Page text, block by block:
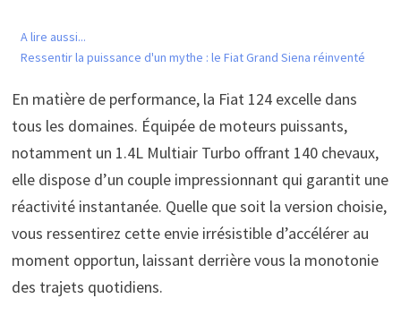
A lire aussi...
Ressentir la puissance d'un mythe : le Fiat Grand Siena réinventé
En matière de performance, la Fiat 124 excelle dans
tous les domaines. Équipée de moteurs puissants,
notamment un 1.4L Multiair Turbo offrant 140 chevaux,
elle dispose d’un couple impressionnant qui garantit une
réactivité instantanée. Quelle que soit la version choisie,
vous ressentirez cette envie irrésistible d’accélérer au
moment opportun, laissant derrière vous la monotonie
des trajets quotidiens.